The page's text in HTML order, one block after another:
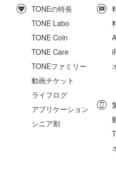
TONEの特長
TONE Labo
TONE Coin
TONE Care
TONEファミリー
動画チケット
ライフログ
アプリケーション
シニア割